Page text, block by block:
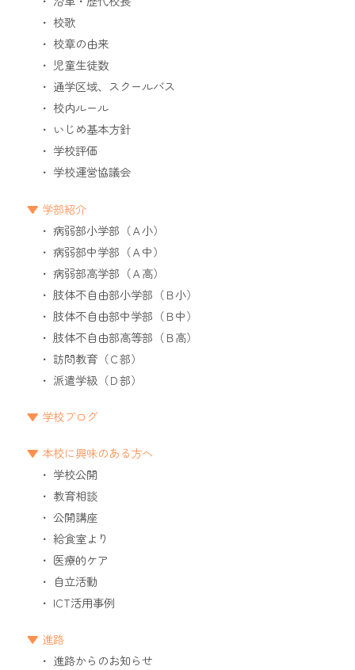
校歌
校章の由来
児童生徒数
通学区域、スクールバス
校内ルール
いじめ基本方針
学校評価
学校運営協議会
学部紹介
病弱部小学部（Ａ小）
病弱部中学部（Ａ中）
病弱部高学部（Ａ高）
肢体不自由部小学部（Ｂ小）
肢体不自由部中学部（Ｂ中）
肢体不自由部高等部（Ｂ高）
訪問教育（Ｃ部）
派遣学級（Ｄ部）
学校ブログ
本校に興味のある方へ
学校公開
教育相談
公開講座
給食室より
医療的ケア
自立活動
ICT活用事例
進路
進路からのお知らせ